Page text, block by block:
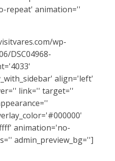
repeat' animation=''
wp-
DSC04968-
align='left'
link='' target=''
animation='no-
admin_preview_bg='']